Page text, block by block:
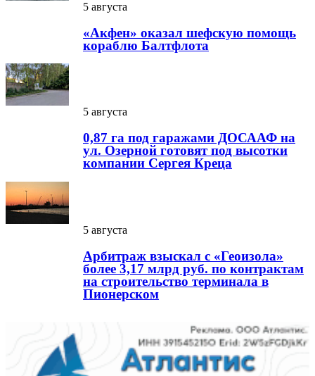
5 августа
«Акфен» оказал шефскую помощь
кораблю Балтфлота
5 августа
0,87 га под гаражами ДОСААФ на
ул. Озерной готовят под высотки
компании Сергея Креца
5 августа
Арбитраж взыскал с «Геоизола»
более 3,17 млрд руб. по контрактам
на строительство терминала в
Пионерском